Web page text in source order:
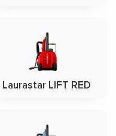
Laurastar LIFT RED